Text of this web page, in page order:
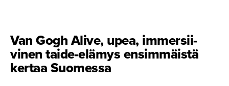
Van Gogh Alive, upea, immersii­
vinen taide-elämys ensimmäistä
kertaa Suomessa